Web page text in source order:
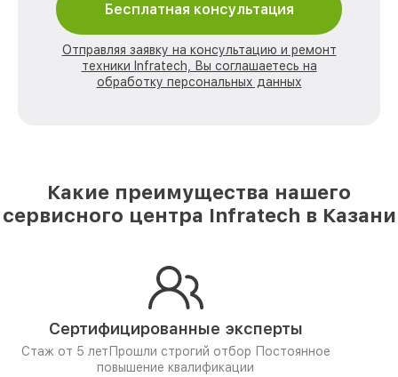
Бесплатная консультация
Отправляя заявку на консультацию и ремонт
техники Infratech, Вы соглашаетесь на
обработку персональных данных
Какие преимущества нашего
сервисного центра Infratech в Казани
Сертифицированные эксперты
Стаж от 5 лет Прошли строгий отбор Постоянное
повышение квалификации